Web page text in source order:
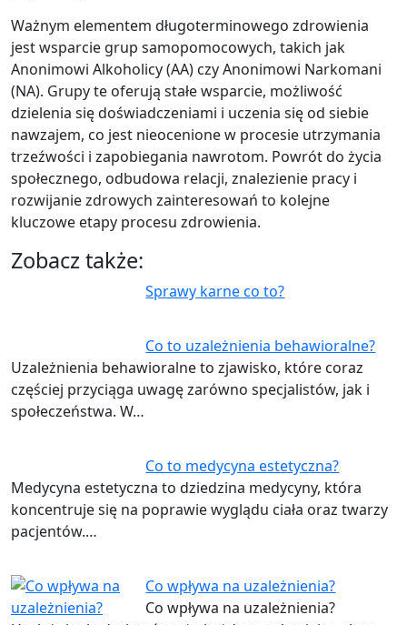
Ważnym elementem długoterminowego zdrowienia
jest wsparcie grup samopomocowych, takich jak
Anonimowi Alkoholicy (AA) czy Anonimowi Narkomani
(NA). Grupy te oferują stałe wsparcie, możliwość
dzielenia się doświadczeniami i uczenia się od siebie
nawzajem, co jest nieocenione w procesie utrzymania
trzeźwości i zapobiegania nawrotom. Powrót do życia
społecznego, odbudowa relacji, znalezienie pracy i
rozwijanie zdrowych zainteresowań to kolejne
kluczowe etapy procesu zdrowienia.
Zobacz także:
Sprawy karne co to?
Co to uzależnienia behawioralne?
Uzależnienia behawioralne to zjawisko, które coraz
częściej przyciąga uwagę zarówno specjalistów, jak i
społeczeństwa. W…
Co to medycyna estetyczna?
Medycyna estetyczna to dziedzina medycyny, która
koncentruje się na poprawie wyglądu ciała oraz twarzy
pacjentów.…
Co wpływa na uzależnienia?
Co wpływa na uzależnienia?